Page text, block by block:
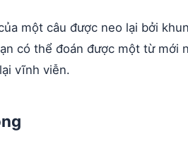
một câu được neo lại bởi
có thể đoán được một từ mới
vĩnh viễn.